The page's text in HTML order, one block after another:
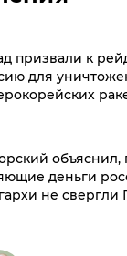
призвали к
для
объяснил,
деньги
не свергли